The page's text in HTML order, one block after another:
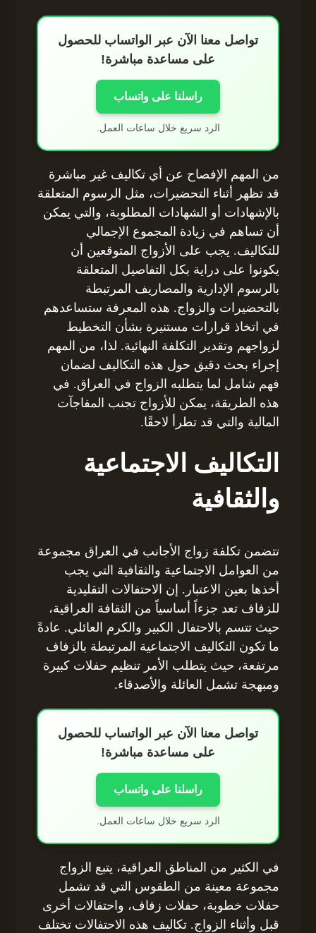
تواصل معنا الآن عبر الواتساب للحصول
على مساعدة مباشرة!
راسلنا على واتساب
الرد سريع خلال ساعات العمل.
من المهم الإفصاح عن أي تكاليف غير مباشرة
قد تظهر أثناء التحضيرات، مثل الرسوم المتعلقة
بالإشهادات أو الشهادات المطلوبة، والتي يمكن
أن تساهم في زيادة المجموع الإجمالي
للتكاليف. يجب على الأزواج المتوقعين أن
يكونوا على دراية بكل التفاصيل المتعلقة
بالرسوم الإدارية والمصاريف المرتبطة
بالتحضيرات والزواج. هذه المعرفة ستساعدهم
في اتخاذ قرارات مستنيرة بشأن التخطيط
لزواجهم وتقدير التكلفة النهائية. لذا، من المهم
إجراء بحث دقيق حول هذه التكاليف لضمان
فهم شامل لما يتطلبه الزواج في العراق. في
هذه الطريقة، يمكن للأزواج تجنب المفاجآت
المالية والتي قد تطرأ لاحقًا.
التكاليف الاجتماعية
والثقافية
تتضمن تكلفة زواج الأجانب في العراق مجموعة
من العوامل الاجتماعية والثقافية التي يجب
أخذها بعين الاعتبار. إن الاحتفالات التقليدية
للزفاف تعد جزءاً أساسياً من الثقافة العراقية،
حيث تتسم بالاحتفال الكبير والكرم العائلي. عادةً
ما تكون التكاليف الاجتماعية المرتبطة بالزفاف
مرتفعة، حيث يتطلب الأمر تنظيم حفلات كبيرة
ومبهجة تشمل العائلة والأصدقاء.
تواصل معنا الآن عبر الواتساب للحصول
على مساعدة مباشرة!
راسلنا على واتساب
الرد سريع خلال ساعات العمل.
في الكثير من المناطق العراقية، يتبع الزواج
مجموعة معينة من الطقوس التي قد تشمل
حفلات خطوبة، حفلات زفاف، واحتفالات أخرى
قبل وأثناء الزواج. تكاليف هذه الاحتفالات تختلف